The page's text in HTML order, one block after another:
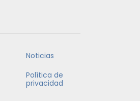
Noticias
Política de
privacidad